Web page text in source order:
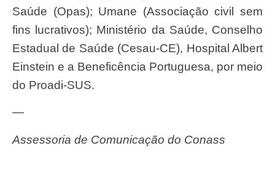
Saúde (Opas); Umane (Associação civil sem
fins lucrativos); Ministério da Saúde, Conselho
Estadual de Saúde (Cesau-CE), Hospital Albert
Einstein e a Beneficência Portuguesa, por meio
do Proadi-SUS.
—
Assessoria de Comunicação do Conass